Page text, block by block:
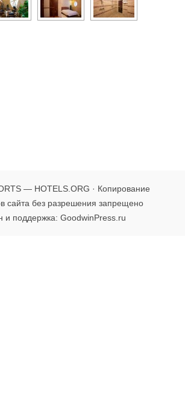
— HOTELS.ORG · Копирование
сайта без разрешения запрещено
и поддержка: GoodwinPress.ru